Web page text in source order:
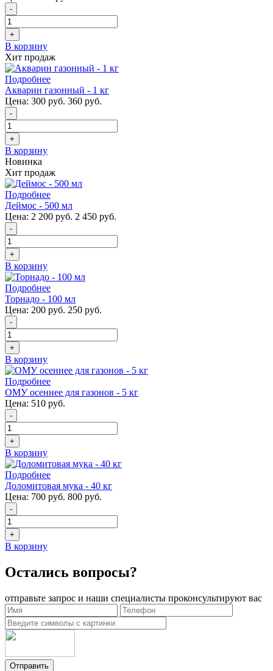
-
+
В корзину
Хит продаж
Подробнее
Акварин газонный - 1 кг
Цена: 300 руб. 360 руб.
-
+
В корзину
Новинка
Хит продаж
Подробнее
Деймос - 500 мл
Цена: 2 200 руб. 2 450 руб.
-
+
В корзину
Подробнее
Торнадо - 100 мл
Цена: 200 руб. 250 руб.
-
+
В корзину
Подробнее
ОМУ осеннее для газонов - 5 кг
Цена: 510 руб.
-
+
В корзину
Подробнее
Доломитовая мука - 40 кг
Цена: 700 руб. 800 руб.
-
+
В корзину
Остались вопросы?
отправьте запрос и наши специалисты проконсультируют вас
Отправить